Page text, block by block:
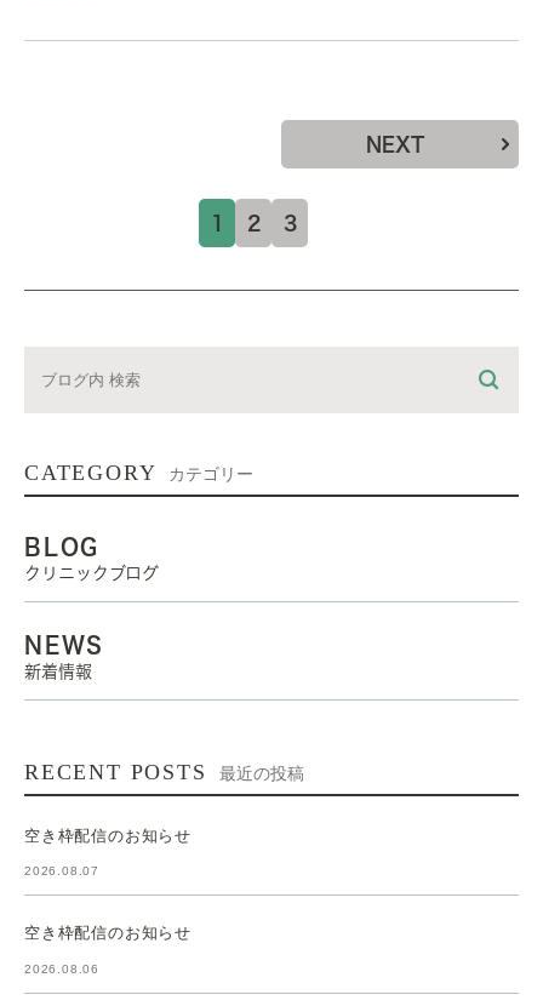
1 2 3
NEXT
CATEGORY カテゴリー
BLOG
クリニックブログ
NEWS
新着情報
RECENT POSTS 最近の投稿
空き枠配信のお知らせ
2026.08.07
空き枠配信のお知らせ
2026.08.06